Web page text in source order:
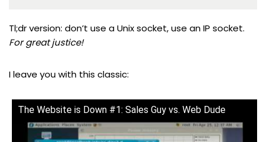
Tl;dr version: don’t use a Unix socket, use an IP socket.
For great justice!
I leave you with this classic:
The Website is Down #1: Sales Guy vs. Web Dude